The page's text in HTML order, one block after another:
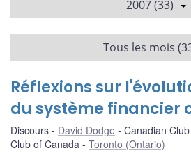
2007 (33)
Tous les mois
Réflexions sur
du système financier
Discours David Dodge
Canadian
Club of Canada
Toronto (Ontario)